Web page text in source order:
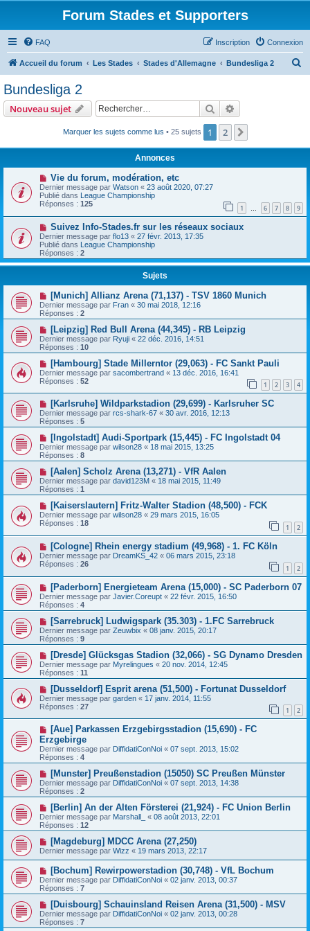
Forum Stades et Supporters
FAQ Connexion
Inscription
Accueil du forum Les Stades Stades d'Allemagne Bundesliga 2
r
Bundesliga 2
Nouveau sujet Rechercher
Marquer les sujets comme lus • 25 sujets 1 2
Annonces
Vie du forum, modération, etc
Dernier message par Watson « 23 août 2020, 07:27
Publié dans League Championship
Réponses : 125 1 … 6 7 8 9
Suivez Info-Stades.fr sur les réseaux sociaux
Dernier message par flo13 « 27 févr. 2013, 17:35
Publié dans League Championship
Réponses : 2
Sujets
[Munich] Allianz Arena (71,137) - TSV 1860 Munich
Dernier message par Fran « 30 mai 2018, 12:16
Réponses : 2
[Leipzig] Red Bull Arena (44,345) - RB Leipzig
Dernier message par Ryuji « 22 déc. 2016, 14:51
Réponses : 10
[Hambourg] Stade Millerntor (29,063) - FC Sankt Pauli
Dernier message par sacombertrand « 13 déc. 2016, 16:41
Réponses : 52 1 2 3 4
[Karlsruhe] Wildparkstadion (29,699) - Karlsruher SC
Dernier message par rcs-shark-67 « 30 avr. 2016, 12:13
Réponses : 5
[Ingolstadt] Audi-Sportpark (15,445) - FC Ingolstadt 04
Dernier message par wilson28 « 18 mai 2015, 13:25
Réponses : 8
[Aalen] Scholz Arena (13,271) - VfR Aalen
Dernier message par david123M « 18 mai 2015, 11:49
Réponses : 1
[Kaiserslautern] Fritz-Walter Stadion (48,500) - FCK
Dernier message par wilson28 « 29 mars 2015, 16:05
Réponses : 18 1 2
[Cologne] Rhein energy stadium (49,968) - 1. FC Köln
Dernier message par DreamKS_42 « 06 mars 2015, 23:18
Réponses : 26 1 2
[Paderborn] Energieteam Arena (15,000) - SC Paderborn 07
Dernier message par Javier.Coreupt « 22 févr. 2015, 16:50
Réponses : 4
[Sarrebruck] Ludwigspark (35.303) - 1.FC Sarrebruck
Dernier message par Zeuwbix « 08 janv. 2015, 20:17
Réponses : 9
[Dresde] Glücksgas Stadion (32,066) - SG Dynamo Dresden
Dernier message par Myrelingues « 20 nov. 2014, 12:45
Réponses : 11
[Dusseldorf] Esprit arena (51,500) - Fortunat Dusseldorf
Dernier message par garden « 17 janv. 2014, 11:55
Réponses : 27 1 2
[Aue] Parkassen Erzgebirgsstadion (15,690) - FC
Erzgebirge
Dernier message par DiffidatiConNoi « 07 sept. 2013, 15:02
Réponses : 4
[Munster] Preußenstadion (15050) SC Preußen Münster
Dernier message par DiffidatiConNoi « 07 sept. 2013, 14:38
Réponses : 2
[Berlin] An der Alten Försterei (21,924) - FC Union Berlin
Dernier message par Marshall_ « 08 août 2013, 22:01
Réponses : 12
[Magdeburg] MDCC Arena (27,250)
Dernier message par Wizz « 19 mars 2013, 22:17
[Bochum] Rewirpowerstadion (30,748) - VfL Bochum
Dernier message par DiffidatiConNoi « 02 janv. 2013, 00:37
Réponses : 7
[Duisbourg] Schauinsland Reisen Arena (31,500) - MSV
Dernier message par DiffidatiConNoi « 02 janv. 2013, 00:28
Réponses : 7